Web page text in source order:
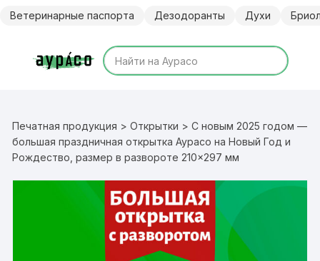
Ветеринарные паспорта Дезодоранты Духи
Печатная продукция >Открытки > С новым 2025 годом —
большая праздничная открытка Аурасо на Новый Год и
Рождество, размер в развороте 210×297 мм